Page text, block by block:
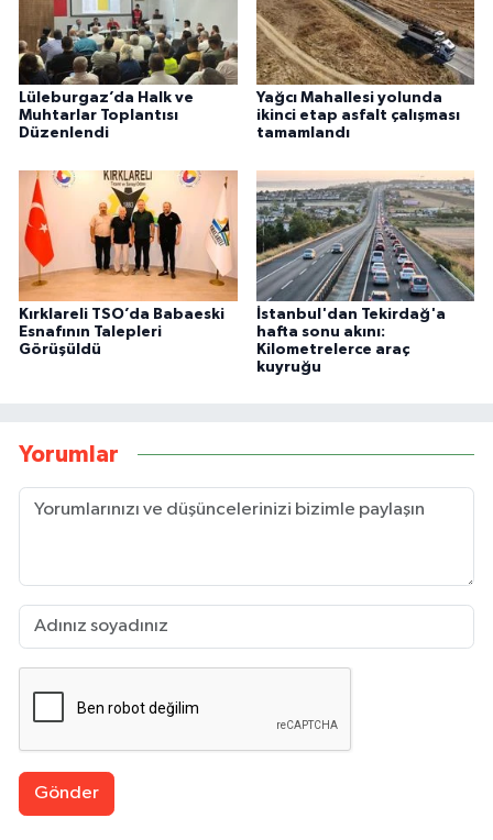
Lüleburgaz’da Halk ve
Muhtarlar Toplantısı
Düzenlendi
Yağcı Mahallesi yolunda
ikinci etap asfalt çalışması
tamamlandı
Kırklareli TSO’da Babaeski
Esnafının Talepleri
Görüşüldü
İstanbul'dan Tekirdağ'a
hafta sonu akını:
Kilometrelerce araç
kuyruğu
Yorumlar
Gönder